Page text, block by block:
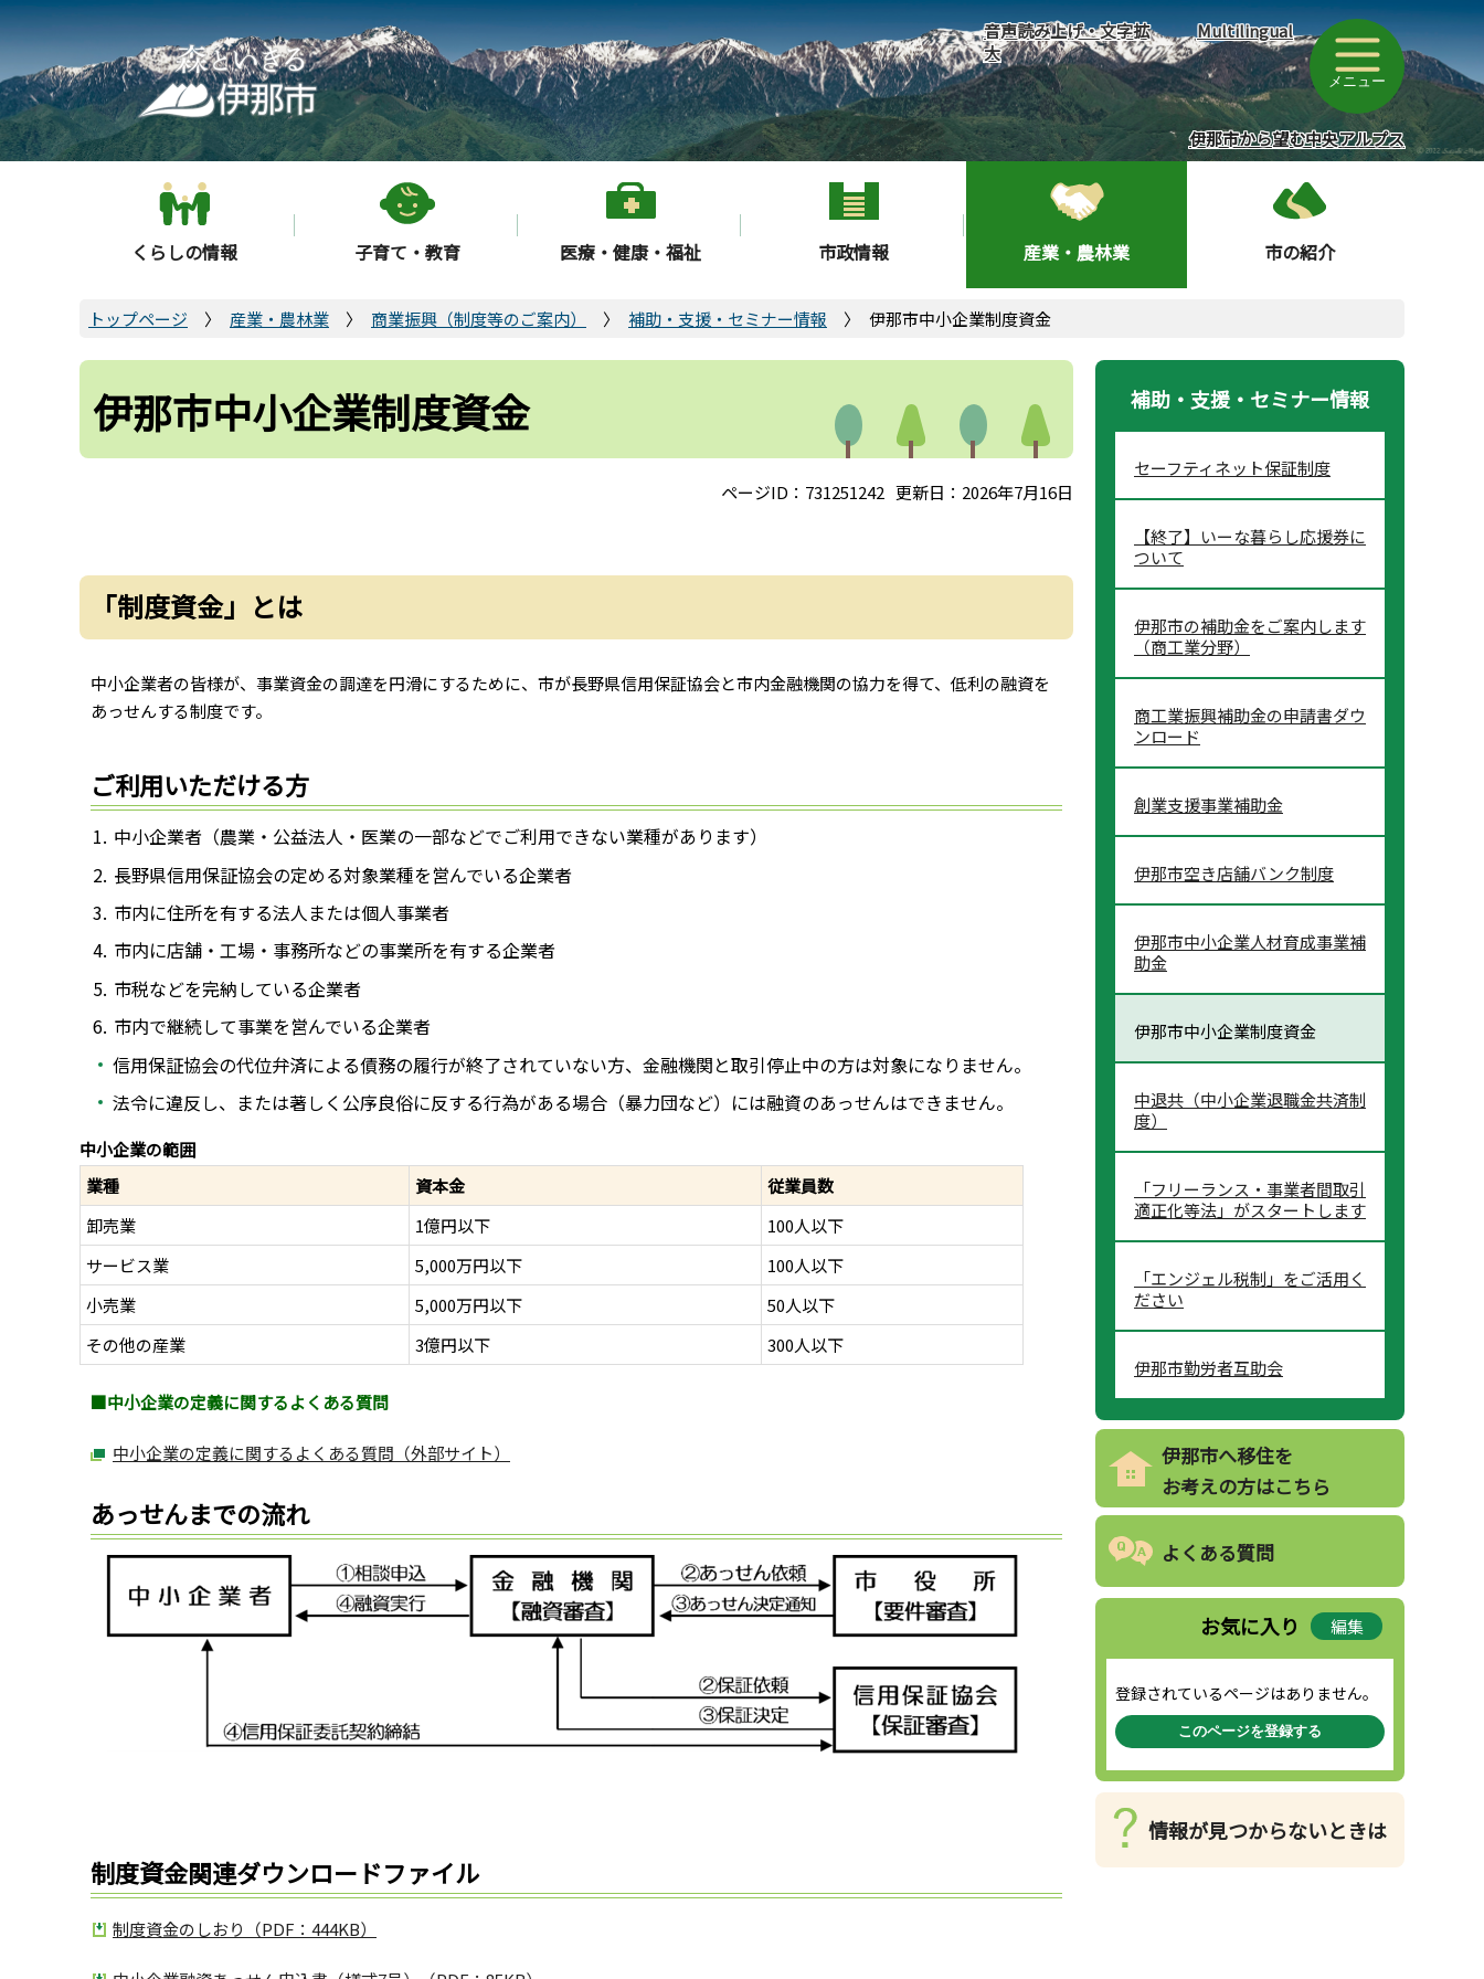
こ
の
ペ
ー
ジ
の
音声読み上げ・文字拡
大
Multilingual
メニュー
伊那市から望む中央アルプス
くらしの情報 子育て・教育 医療・健康・福祉 市政情報 産業・農林業 市の紹介
トップページ 産業・農林業 商業振興（制度等のご案内） 補助・支援・セミナー情報 伊那市中小企業制度資金
伊那市中小企業制度資金
ページID：731251242 更新日：2026年7月16日
「制度資金」とは
中小企業者の皆様が、事業資金の調達を円滑にするために、市が長野県信用保証協会と市内金融機関の協力を得て、低利の融資を
あっせんする制度です。
ご利用いただける方
中小企業者（農業・公益法人・医業の一部などでご利用できない業種があります）
長野県信用保証協会の定める対象業種を営んでいる企業者
市内に住所を有する法人または個人事業者
市内に店舗・工場・事務所などの事業所を有する企業者
市税などを完納している企業者
市内で継続して事業を営んでいる企業者
信用保証協会の代位弁済による債務の履行が終了されていない方、金融機関と取引停止中の方は対象になりません。
法令に違反し、または著しく公序良俗に反する行為がある場合（暴力団など）には融資のあっせんはできません。
中小企業の範囲
業種
資本金
従業員数
卸売業
1億円以下
100人以下
サービス業
5,000万円以下
100人以下
小売業
5,000万円以下
50人以下
その他の産業
3億円以下 300人以下
■中小企業の定義に関するよくある質問
中小企業の定義に関するよくある質問（外部サイト）
あっせんまでの流れ
制度資金関連ダウンロードファイル
制度資金のしおり（PDF：444KB）
補助・支援・セミナー情報
セーフティネット保証制度
【終了】いーな暮らし応援券に
ついて
伊那市の補助金をご案内します
（商工業分野）
商工業振興補助金の申請書ダウ
ンロード
創業支援事業補助金
伊那市空き店舗バンク制度
伊那市中小企業人材育成事業補
助金
伊那市中小企業制度資金
中退共（中小企業退職金共済制
度）
「フリーランス・事業者間取引
適正化等法」がスタートします
「エンジェル税制」をご活用く
ださい
伊那市勤労者互助会
伊那市へ移住を
お考えの方はこちら
よくある質問
お気に入り 編集
登録されているページはありません。
このページを登録する
情報が見つからないときは